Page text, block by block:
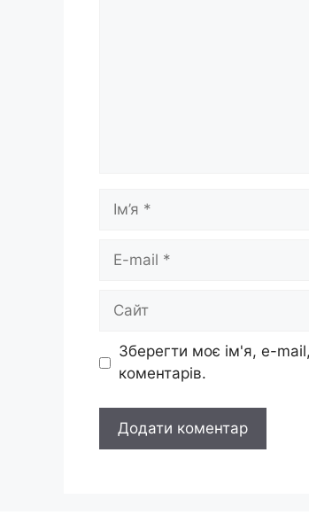
Ім’я
Сайт
Зберегти моє ім'я, e-
коментарів.